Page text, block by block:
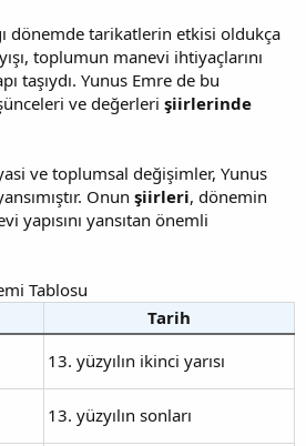
dönemde tarikatlerin etkisi oldukça
toplumun manevi ihtiyaçlarını
taşıydı. Yunus Emre de bu
ve değerleri şiirlerinde
ve toplumsal değişimler, Yunus
Onun şiirleri, dönemin
yapısını yansıtan önemli
Tablosu
Tarih
13. yüzyılın ikinci yarısı
13. yüzyılın sonları